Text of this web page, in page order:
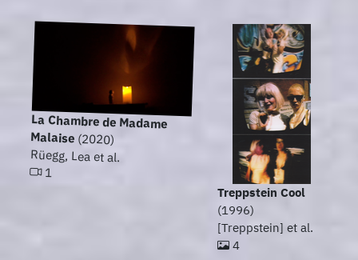
La Chambre de Madame
Malaise (2020)
Rüegg, Lea et al.
1
Treppstein Cool
(1996)
[Treppstein] et al.
4